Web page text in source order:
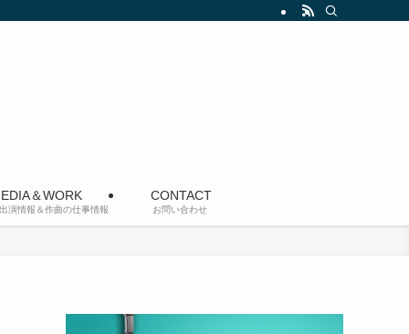
＆WORK
演情報＆作曲の仕事情報
CONTACT
お問い合わせ